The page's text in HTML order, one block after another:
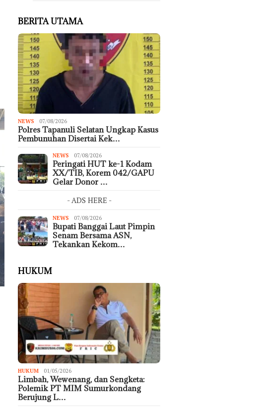
BERITA UTAMA
NEWS 07/08/2026
Polres Tapanuli Selatan Ungkap Kasus
Pembunuhan Disertai Kek…
NEWS 07/08/2026
Peringati HUT ke-1 Kodam
XX/TIB, Korem 042/GAPU
Gelar Donor …
- ADS HERE -
NEWS 07/08/2026
Bupati Banggai Laut Pimpin
Senam Bersama ASN,
Tekankan Kekom…
HUKUM
HUKUM 01/05/2026
Limbah, Wewenang, dan Sengketa:
Polemik PT MIM Sumurkondang
Berujung L…